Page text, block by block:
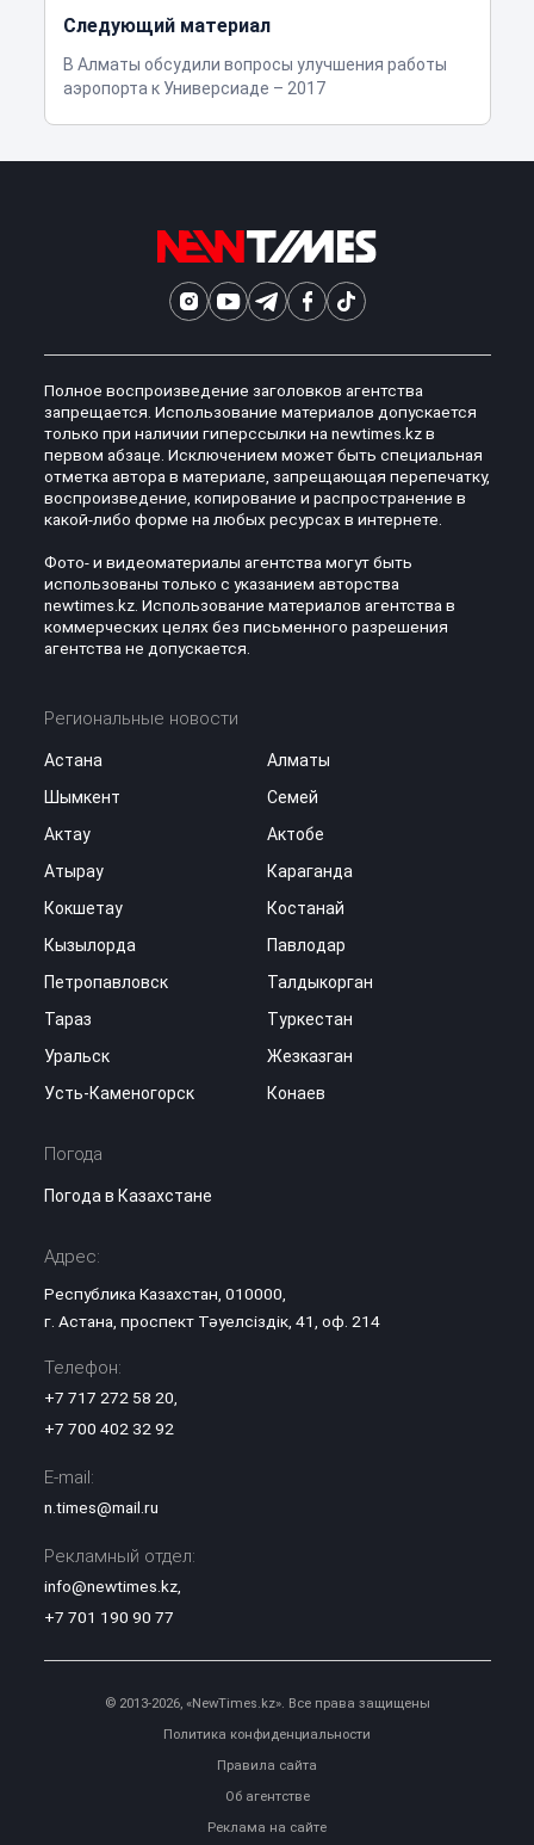
Следующий материал
В Алматы обсудили вопросы улучшения работы
аэропорта к Универсиаде – 2017
Полное воспроизведение заголовков агентства
запрещается. Использование материалов допускается
только при наличии гиперссылки на newtimes.kz в
первом абзаце. Исключением может быть специальная
отметка автора в материале, запрещающая перепечатку,
воспроизведение, копирование и распространение в
какой-либо форме на любых ресурсах в интернете.
Фото- и видеоматериалы агентства могут быть
использованы только с указанием авторства
newtimes.kz. Использование материалов агентства в
коммерческих целях без письменного разрешения
агентства не допускается.
Региональные новости
Астана
Алматы
Шымкент
Семей
Актау
Актобе
Атырау
Караганда
Кокшетау
Костанай
Кызылорда
Павлодар
Петропавловск
Талдыкорган
Тараз
Туркестан
Уральск
Жезказган
Усть-Каменогорск
Конаев
Погода
Погода в Казахстане
Адрес:
Республика Казахстан, 010000,
г. Астана, проспект Тәуелсіздік, 41, оф. 214
Телефон:
+7 717 272 58 20,
+7 700 402 32 92
E-mail:
n.times@mail.ru
Рекламный отдел:
info@newtimes.kz,
+7 701 190 90 77
© 2013-2026, «NewTimes.kz». Все права защищены
Политика конфиденциальности
Правила сайта
Об агентстве
Реклама на сайте